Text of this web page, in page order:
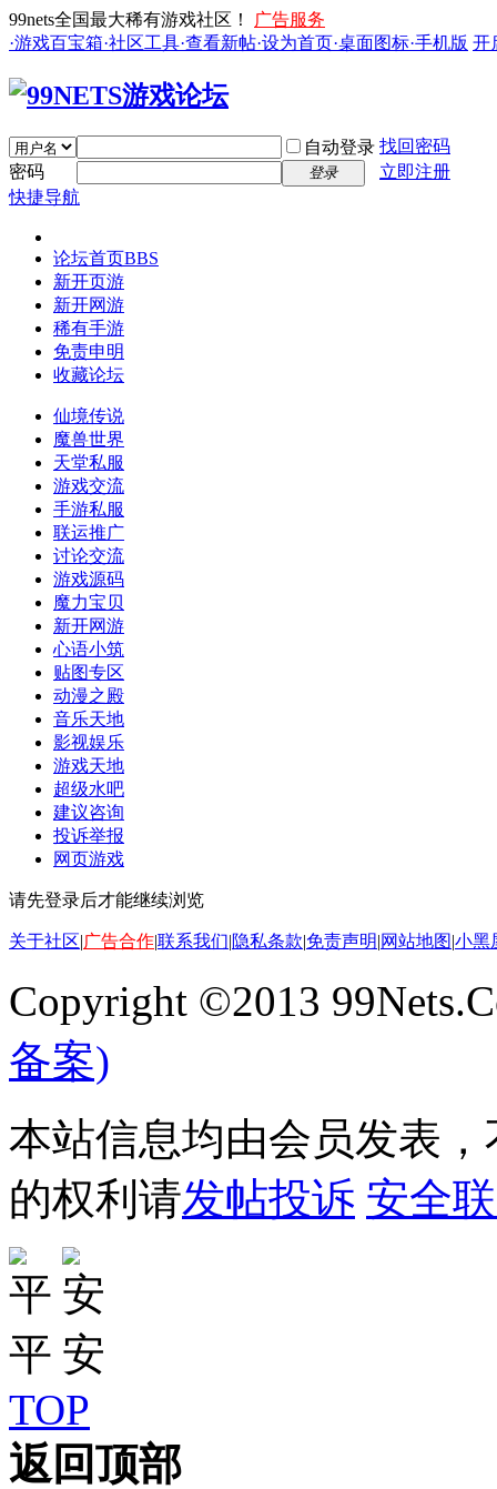
99nets全国最大稀有游戏社区！
广告服务
·游戏百宝箱·社区工具·查看新帖·设为首页·桌面图标·手机版 开
自动登录 找回密码
密码
登录
立即注册
快捷导航
论坛首页BBS
新开页游
新开网游
稀有手游
免责申明
收藏论坛
仙境传说
魔兽世界
天堂私服
游戏交流
手游私服
联运推广
讨论交流
游戏源码
魔力宝贝
新开网游
心语小筑
贴图专区
动漫之殿
音乐天地
影视娱乐
游戏天地
超级水吧
建议咨询
投诉举报
网页游戏
请先登录后才能继续浏览
关于社区|广告合作|联系我们|隐私条款|免责声明|网站地图|小黑
Copyright ©2013
备案)
本站信息均由会员发表
的权利请发帖投诉 安全
TOP
返回顶部